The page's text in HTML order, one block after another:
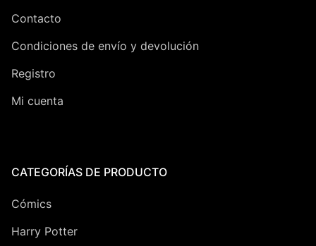
Contacto
Condiciones de envío y devolución
Registro
Mi cuenta
CATEGORÍAS DE PRODUCTO
Cómics
Harry Potter